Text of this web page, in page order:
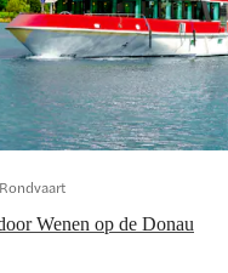
Wenen op de Donau